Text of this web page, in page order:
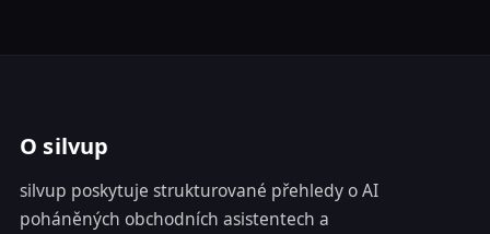
O silvup
silvup poskytuje strukturované přehledy o AI
poháněných obchodních asistentech a